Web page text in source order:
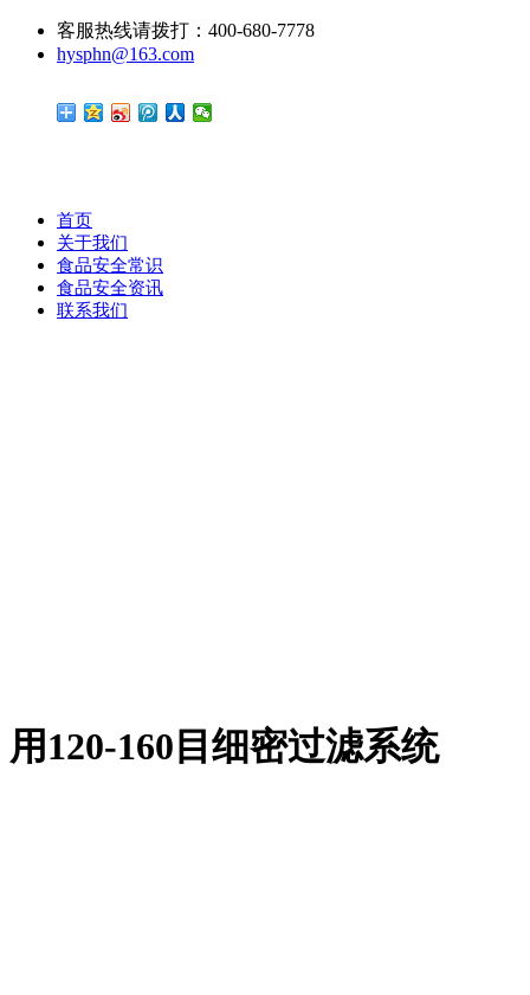
客服热线请拨打：400-680-7778
hysphn@163.com
首页
关于我们
食品安全常识
食品安全资讯
联系我们
用120-160目细密过滤系统